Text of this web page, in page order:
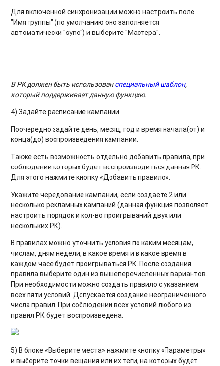
Для включенной синхронизации можно настроить поле
"Имя группы" (по умолчанию оно заполняется
автоматически "sync") и выберите "Мастера".
В РК должен быть использованспециальный шаблон,
который поддерживает данную функцию.
4) Задайте расписание кампании.
Поочередно задайте день, месяц, год и время начала(от) и
конца(до) воспроизведения кампании.
Также есть возможность отдельно добавить правила, при
соблюдении которых будет воспроизводиться данная РК.
Для этого нажмите кнопку «Добавить правило».
Укажите чередование кампании, если создаёте 2 или
несколько рекламных кампаний (данная функция позволяет
настроить порядок и кол-во проигрываний двух или
нескольких РК).
В правилах можно уточнить условия по каким месяцам,
числам, дням недели, в какое время и в какое время в
каждом часе будет проигрываться РК. После создания
правила выберите один из вышеперечисленных вариантов.
При необходимости можно создать правило с указанием
всех пяти условий. Допускается создание неограниченного
числа правил. При соблюдении всех условий любого из
правил РК будет воспроизведена.
5) В блоке «Выберите места» нажмите кнопку «Параметры»
и выберите точки вещания или их теги, на которых будет